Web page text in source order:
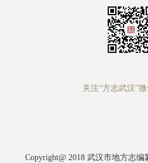
关注“方志武汉”
Copyright@ 2018 武汉市地方志